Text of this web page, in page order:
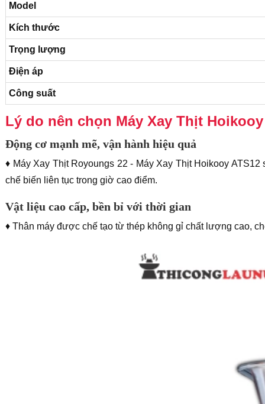
Model
Kích thước
Trọng lượng
Điện áp
Công suất
Lý do nên chọn Máy Xay Thịt
Động cơ mạnh mẽ, vận hành hiệu quả
♦ Máy Xay Thịt Royoungs 22 - Máy Xay Thịt Hoikooy
chế biến liên tục trong giờ cao điểm.
Vật liệu cao cấp, bền bỉ với thời gian
♦ Thân máy được chế tạo từ thép không gỉ chất lượng cao,